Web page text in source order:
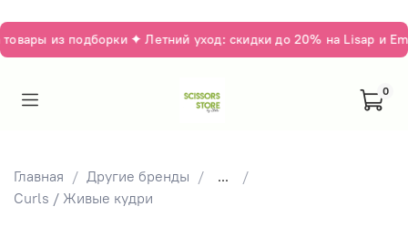
из подборки ✦ Летний уход: скидки до 20% на Lisap и
0
Главная Другие бренды
...
Curls / Живые кудри